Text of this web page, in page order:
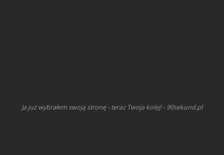
Ja już wybrałem swoją stronę - teraz Twoja kolej! - 90sekund.pl